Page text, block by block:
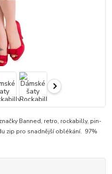
Banned, retro, rockabilly, pin-
zip pro snadnější oblékání. 97%